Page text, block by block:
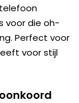
voor die oh-
Perfect voor
voor stijl